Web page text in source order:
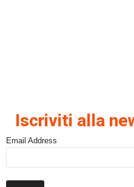
Iscriviti alla
Email Address